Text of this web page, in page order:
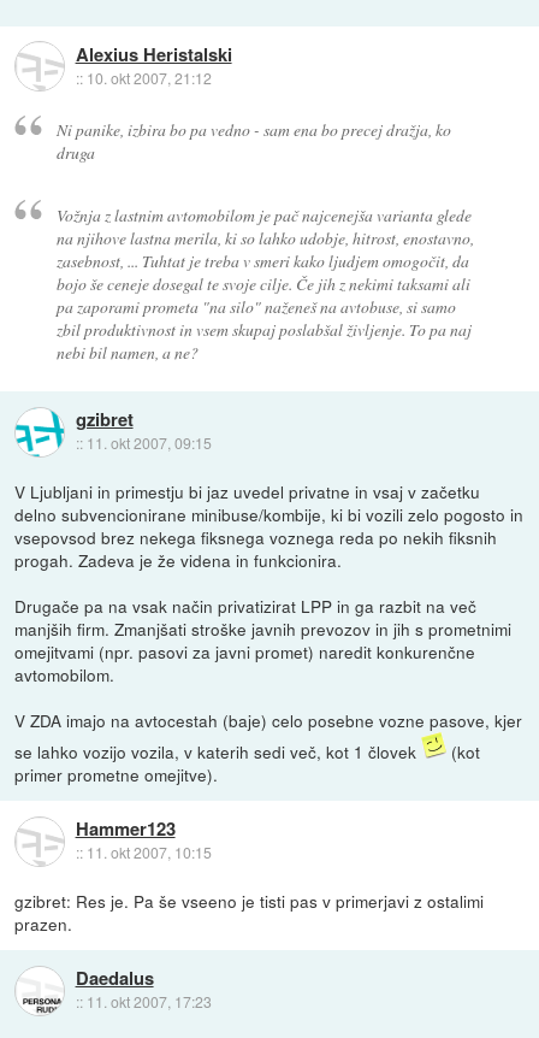
Alexius Heristalski
:: 10. okt 2007, 21:12
Ni panike, izbira bo pa vedno - sam ena bo precej dražja, ko
druga
Vožnja z lastnim avtomobilom je pač najcenejša varianta glede
na njihove lastna merila, ki so lahko udobje, hitrost, enostavno,
zasebnost, ... Tuhtat je treba v smeri kako ljudjem omogočit, da
bojo še ceneje dosegal te svoje cilje. Če jih z nekimi taksami ali
pa zaporami prometa "na silo" naženeš na avtobuse, si samo
zbil produktivnost in vsem skupaj poslabšal življenje. To pa naj
nebi bil namen, a ne?
gzibret
:: 11. okt 2007, 09:15
V Ljubljani in primestju bi jaz uvedel privatne in vsaj v začetku
delno subvencionirane minibuse/kombije, ki bi vozili zelo pogosto in
vsepovsod brez nekega fiksnega voznega reda po nekih fiksnih
progah. Zadeva je že videna in funkcionira.
Drugače pa na vsak način privatizirat LPP in ga razbit na več
manjših firm. Zmanjšati stroške javnih prevozov in jih s prometnimi
omejitvami (npr. pasovi za javni promet) naredit konkurenčne
avtomobilom.
V ZDA imajo na avtocestah (baje) celo posebne vozne pasove, kjer
se lahko vozijo vozila, v katerih sedi več, kot 1 človek
(kot
primer prometne omejitve).
Hammer123
:: 11. okt 2007, 10:15
gzibret: Res je. Pa še vseeno je tisti pas v primerjavi z ostalimi
prazen.
Daedalus
:: 11. okt 2007, 17:23